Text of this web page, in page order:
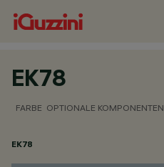
EK78
FARBE OPTIONALE KOMPONENTEN
EK78